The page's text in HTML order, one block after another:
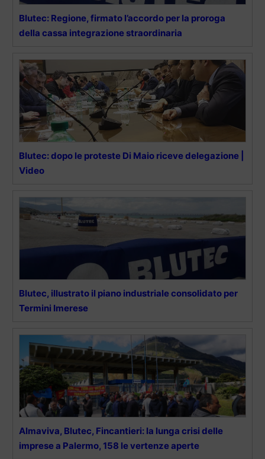
Blutec: Regione, firmato l’accordo per la proroga
della cassa integrazione straordinaria
Blutec: dopo le proteste Di Maio riceve delegazione |
Video
Blutec, illustrato il piano industriale consolidato per
Termini Imerese
Almaviva, Blutec, Fincantieri: la lunga crisi delle
imprese a Palermo, 158 le vertenze aperte